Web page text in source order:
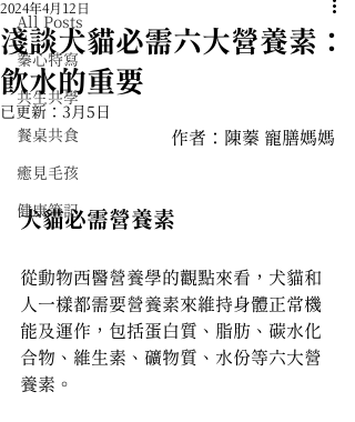
All Posts
蓁心特寫
共生共學
餐桌共食
癒見毛孩
健康筆記
淺談犬貓必需六大營養素：
飲水的重要
2024年4月12日
已更新： 3月5日
作者： 陳蓁 寵膳媽媽
犬貓必需營養素
從動物西醫營養學的觀點來看，犬貓和
人一樣都需要營養素來維持身體正常機
能及運作，包括蛋白質、脂肪、碳水化
合物、維生素、礦物質、水份等六大營
養素。